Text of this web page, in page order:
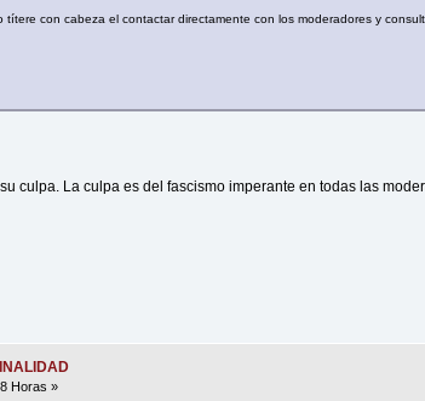
con cabeza el contactar directamente con los moderadores y
culpa. La culpa es del fascismo imperante en todas las
Horas »